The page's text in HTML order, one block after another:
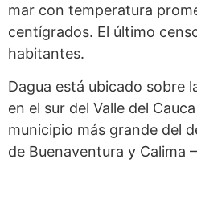
mar con temperatura
centígrados. El último
habitantes.
Dagua está ubicado sobre
en el sur del Valle del
municipio más grande del
de Buenaventura y Calima